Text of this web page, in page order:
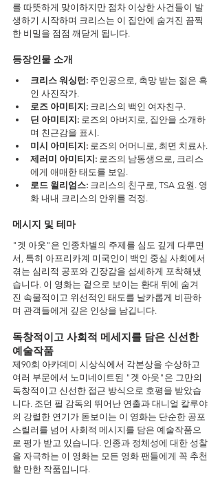
를 따뜻하게 맞이하지만 점차 이상한 사건들이 발
생하기 시작하며 크리스는 이 집안에 숨겨진 끔찍
한 비밀을 점점 깨닫게 됩니다.
등장인물 소개
크리스 워싱턴: 주인공으로, 촉망 받는 젊은 흑
인 사진작가.
로즈 아미티지: 크리스의 백인 여자친구.
딘 아미티지: 로즈의 아버지로, 집안을 소개하
며 친근감을 표시.
미시 아미티지: 로즈의 어머니로, 최면 치료사.
제러미 아미티지: 로즈의 남동생으로, 크리스
에게 애매한 태도를 보임.
로드 윌리엄스: 크리스의 친구로, TSA 요원. 영
화 내내 크리스의 안위를 걱정.
메시지 및 테마
"겟 아웃"은 인종차별의 주제를 심도 깊게 다루면
서, 특히 아프리카계 미국인이 백인 중심 사회에서
겪는 심리적 공포와 긴장감을 섬세하게 포착해냈
습니다. 이 영화는 겉으로 보이는 환대 뒤에 숨겨
진 속물적이고 위선적인 태도를 날카롭게 비판하
며 관객들에게 깊은 인상을 남깁니다.
독창적이고 사회적 메세지를 담은 신선한
예술작품
제90회 아카데미 시상식에서 각본상을 수상하고
여러 부문에서 노미네이트된 "겟 아웃"은 그만의
독창적이고 신선한 접근 방식으로 호평을 받았습
니다. 조던 필 감독의 뛰어난 연출과 대니얼 칼루야
의 강렬한 연기가 돋보이는 이 영화는 단순한 공포
스릴러를 넘어 사회적 메시지를 담은 예술작품으
로 평가 받고 있습니다. 인종과 정체성에 대한 성찰
을 자극하는 이 영화는 모든 영화 팬들에게 꼭 추천
할 만한 작품입니다.